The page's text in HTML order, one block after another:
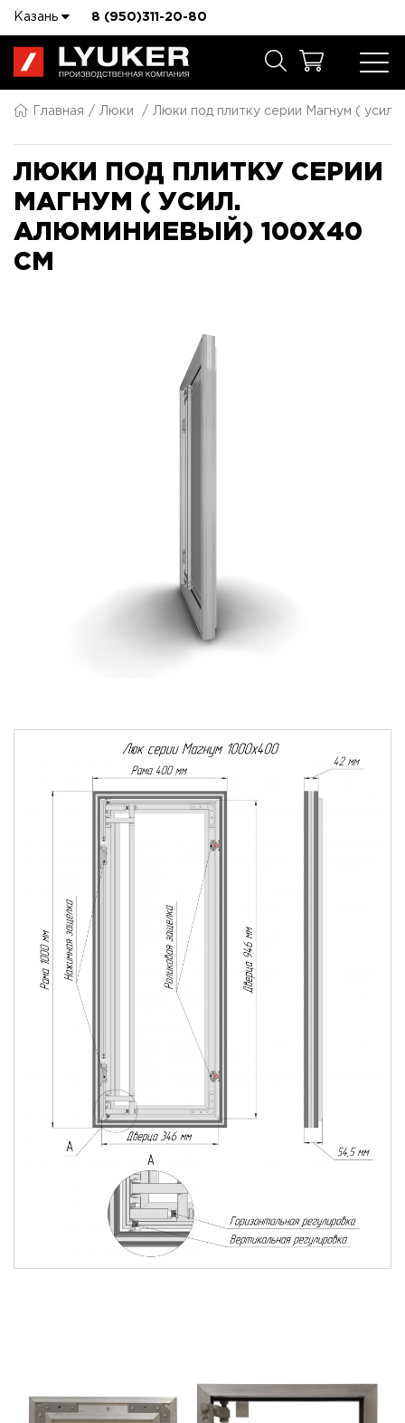
Казань 8 (950)311-20-80
Главная Люки Люки под плитку серии Магнум ( усил.
ЛЮКИ ПОД ПЛИТКУ СЕРИИ
МАГНУМ ( УСИЛ.
АЛЮМИНИЕВЫЙ) 100X40
СМ